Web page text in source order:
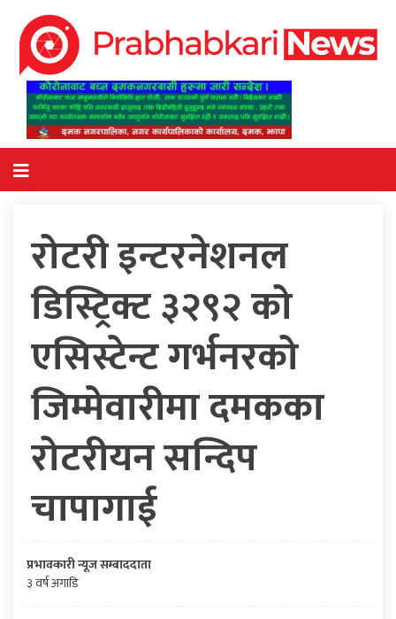
रोटरी इन्टरनेशनल
डिस्ट्रिक्ट ३२९२ को
एसिस्टेन्ट गर्भनरको
जिम्मेवारीमा दमकका
रोटरीयन सन्दिप
चापागाई
प्रभावकारी न्यूज सम्बाददाता
३ वर्ष अगाडि